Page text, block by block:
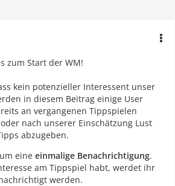
zum Start der WM!
kein potenzieller Interessent unser
in diesem Beitrag einige User
an vergangenen Tippspielen
nach unserer Einschätzung Lust
abzugeben.
eine einmalige Benachrichtigung.
am Tippspiel habt, werdet ihr
werden.